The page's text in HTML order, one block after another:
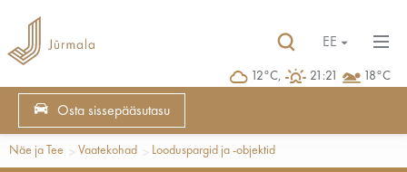
12°C, 21:21 18°C
EE
Osta sissepääsutasu
Näe ja Tee Vaatekohad Looduspargid ja -objektid